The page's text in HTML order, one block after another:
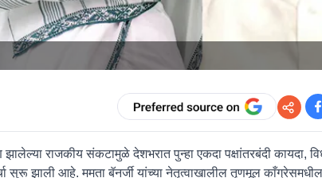
राजकीय संकटामुळे देशभरात पुन्हा एकदा पक्षांतरबंदी कायदा,
सुरू झाली आहे. ममता बॅनर्जी यांच्या नेतृत्वाखालील तृणमूल